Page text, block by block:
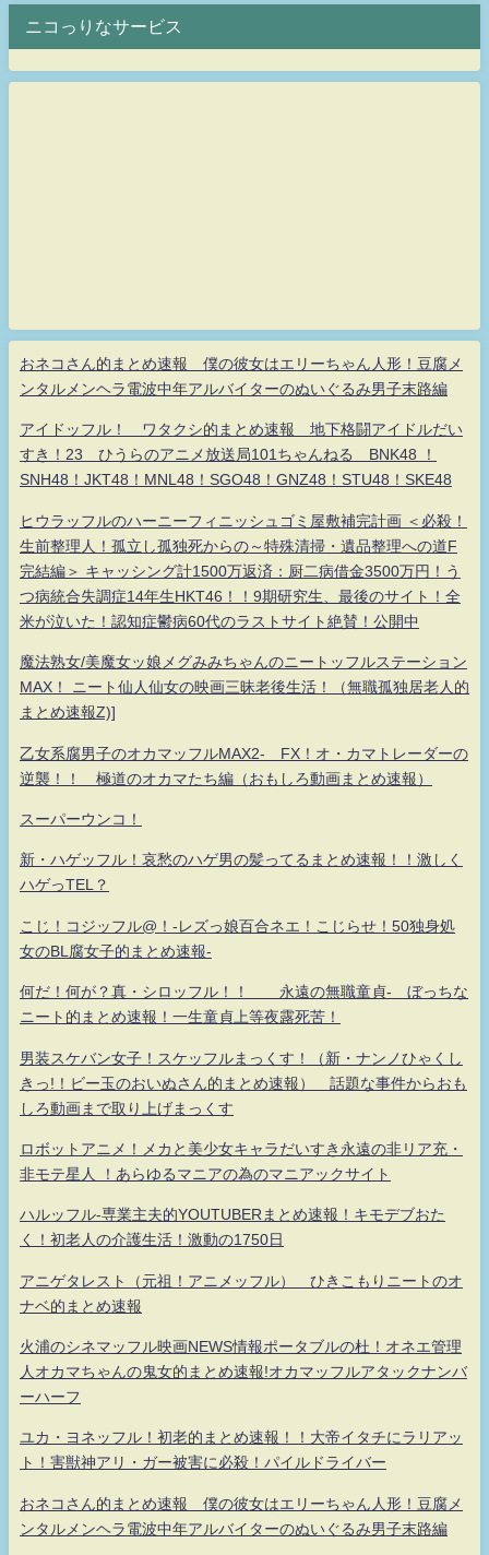
ニコっりなサービス
おネコさん的まとめ速報 僕の彼女はエリーちゃん人形！豆腐メ
ンタルメンヘラ電波中年アルバイターのぬいぐるみ男子末路編
アイドッフル！ ワタクシ的まとめ速報 地下格闘アイドルだい
すき！23 ひうらのアニメ放送局101ちゃんねる BNK48 ！
SNH48！JKT48！MNL48！SGO48！GNZ48！STU48！SKE48
ヒウラッフルのハーニーフィニッシュゴミ屋敷補完計画 ＜必殺！
生前整理人！孤立し孤独死からの～特殊清掃・遺品整理への道F
完結編＞ キャッシング計1500万返済：厨二病借金3500万円！う
つ病統合失調症14年生HKT46！！9期研究生、最後のサイト！全
米が泣いた！認知症鬱病60代のラストサイト絶賛！公開中
魔法熟女/美魔女ッ娘メグみみちゃんのニートッフルステーション
MAX！ ニート仙人仙女の映画三昧老後生活！（無職孤独居老人的
まとめ速報Z)]
乙女系腐男子のオカマッフルMAX2- FX！オ・カマトレーダーの
逆襲！！ 極道のオカマたち編（おもしろ動画まとめ速報）
スーパーウンコ！
新・ハゲッフル！哀愁のハゲ男の髪ってるまとめ速報！！激しく
ハゲっTEL？
こじ！コジッフル@！-レズっ娘百合ネエ！こじらせ！50独身処
女のBL腐女子的まとめ速報-
何だ！何が？真・シロッフル！！ 永遠の無職童貞- ぼっちな
ニート的まとめ速報！一生童貞上等夜露死苦！
男装スケバン女子！スケッフルまっくす！（新・ナンノひゃくし
きっ!！ビー玉のおいぬさん的まとめ速報） 話題な事件からおも
しろ動画まで取り上げまっくす
ロボットアニメ！メカと美少女キャラだいすき永遠の非リア充・
非モテ星人 ！あらゆるマニアの為のマニアックサイト
ハルッフル-専業主夫的YOUTUBERまとめ速報！キモデブおた
く！初老人の介護生活！激動の1750日
アニゲタレスト（元祖！アニメッフル） ひきこもりニートのオ
ナベ的まとめ速報
火浦のシネマッフル映画NEWS情報ポータブルの杜！オネエ管理
人オカマちゃんの鬼女的まとめ速報!オカマッフルアタックナンバ
ーハーフ
ユカ・ヨネッフル！初老的まとめ速報！！大帝イタチにラリアッ
ト！害獣神アリ・ガー被害に必殺！パイルドライバー
おネコさん的まとめ速報 僕の彼女はエリーちゃん人形！豆腐メ
ンタルメンヘラ電波中年アルバイターのぬいぐるみ男子末路編